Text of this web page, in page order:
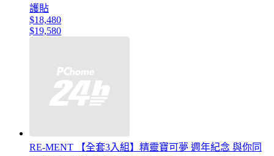
護貼
$18,480
$19,580
RE-MENT 【全套3入組】精靈寶可夢 週年紀念 與你同